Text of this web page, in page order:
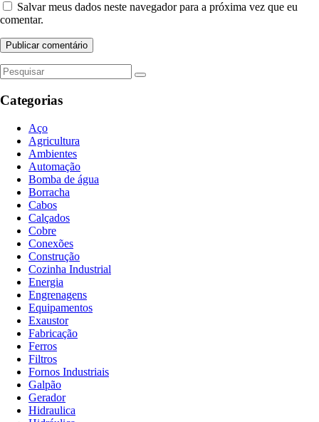
Salvar meus dados neste navegador para a próxima vez que eu
comentar.
Categorias
Aço
Agricultura
Ambientes
Automação
Bomba de água
Borracha
Cabos
Calçados
Cobre
Conexões
Construção
Cozinha Industrial
Energia
Engrenagens
Equipamentos
Exaustor
Fabricação
Ferros
Filtros
Fornos Industriais
Galpão
Gerador
Hidraulica